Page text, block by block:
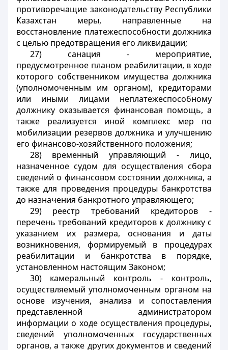
противоречащие законодательству Республики
Казахстан меры, направленные на
восстановление платежеспособности должника
с целью предотвращения его ликвидации;
27) санация - мероприятие,
предусмотренное планом реабилитации, в ходе
которого собственником имущества должника
(уполномоченным им органом), кредиторами
или иными лицами неплатежеспособному
должнику оказывается финансовая помощь, а
также реализуется иной комплекс мер по
мобилизации резервов должника и улучшению
его финансово-хозяйственного положения;
28) временный управляющий - лицо,
назначенное судом для осуществления сбора
сведений о финансовом состоянии должника, а
также для проведения процедуры банкротства
до назначения банкротного управляющего;
29) реестр требований кредиторов -
перечень требований кредиторов к должнику с
указанием их размера, основания и даты
возникновения, формируемый в процедурах
реабилитации и банкротства в порядке,
установленном настоящим Законом;
30) камеральный контроль - контроль,
осуществляемый уполномоченным органом на
основе изучения, анализа и сопоставления
представленной администратором
информации о ходе осуществления процедуры,
сведений уполномоченных государственных
органов, а также других документов и сведений